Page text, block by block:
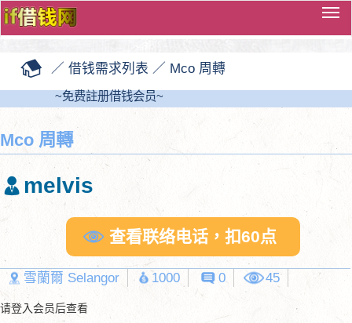
切
换
／ 借钱需求列表 ／ Mco 周轉
~免费註册借钱会员~
Mco 周轉
melvis
查看联络电话，扣60点
雪蘭爾 Selangor 1000 0 45
请登入会员后查看